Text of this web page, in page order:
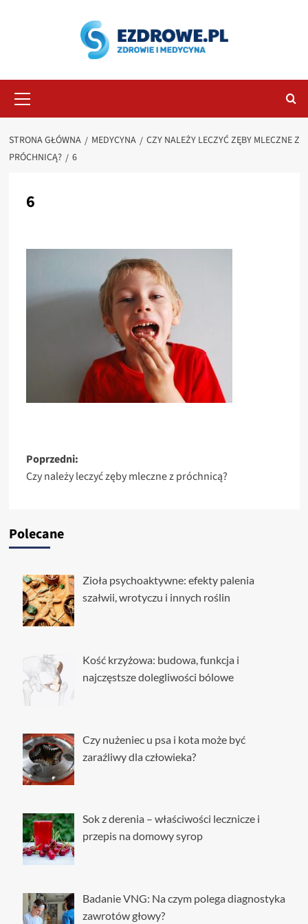
główne
STRONA GŁÓWNA MEDYCYNA
CZY NALEŻY LECZYĆ ZĘBY MLECZNE Z
PRÓCHNICĄ?
6
6
Zobacz
wpisy
Poprzedni:
Czy należy leczyć zęby mleczne z próchnicą?
Polecane
Zioła psychoaktywne: efekty palenia
szałwii, wrotyczu i innych roślin
Kość krzyżowa: budowa, funkcja i
najczęstsze dolegliwości bólowe
Czy nużeniec u psa i kota może być
zaraźliwy dla człowieka?
Sok z derenia – właściwości lecznicze i
przepis na domowy syrop
Badanie VNG: Na czym polega diagnostyka
zawrotów głowy?